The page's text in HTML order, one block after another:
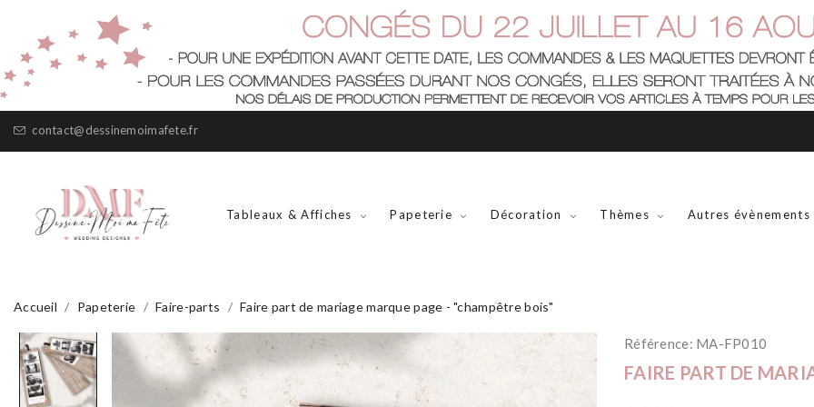
contact@dessinemoimafete.fr
Tableaux & Affiches Papeterie Décoration Thèmes Autres évènements
Accueil Papeterie Faire-parts Faire part de mariage marque page - "champêtre bois"
Référence: MA-FP010
FAIRE PART DE